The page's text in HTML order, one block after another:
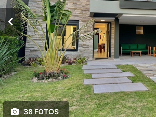
38 FOTOS